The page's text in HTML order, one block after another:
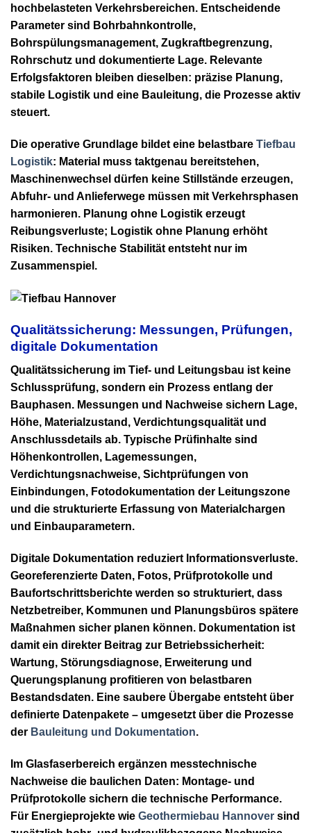
hochbelasteten Verkehrsbereichen. Entscheidende
Parameter sind Bohrbahnkontrolle,
Bohrspülungsmanagement, Zugkraftbegrenzung,
Rohrschutz und dokumentierte Lage. Relevante
Erfolgsfaktoren bleiben dieselben: präzise Planung,
stabile Logistik und eine Bauleitung, die Prozesse aktiv
steuert.
Die operative Grundlage bildet eine belastbare Tiefbau
Logistik: Material muss taktgenau bereitstehen,
Maschinenwechsel dürfen keine Stillstände erzeugen,
Abfuhr- und Anlieferwege müssen mit Verkehrsphasen
harmonieren. Planung ohne Logistik erzeugt
Reibungsverluste; Logistik ohne Planung erhöht
Risiken. Technische Stabilität entsteht nur im
Zusammenspiel.
Qualitätssicherung: Messungen, Prüfungen,
digitale Dokumentation
Qualitätssicherung im Tief- und Leitungsbau ist keine
Schlussprüfung, sondern ein Prozess entlang der
Bauphasen. Messungen und Nachweise sichern Lage,
Höhe, Materialzustand, Verdichtungsqualität und
Anschlussdetails ab. Typische Prüfinhalte sind
Höhenkontrollen, Lagemessungen,
Verdichtungsnachweise, Sichtprüfungen von
Einbindungen, Fotodokumentation der Leitungszone
und die strukturierte Erfassung von Materialchargen
und Einbauparametern.
Digitale Dokumentation reduziert Informationsverluste.
Georeferenzierte Daten, Fotos, Prüfprotokolle und
Baufortschrittsberichte werden so strukturiert, dass
Netzbetreiber, Kommunen und Planungsbüros spätere
Maßnahmen sicher planen können. Dokumentation ist
damit ein direkter Beitrag zur Betriebssicherheit:
Wartung, Störungsdiagnose, Erweiterung und
Querungsplanung profitieren von belastbaren
Bestandsdaten. Eine saubere Übergabe entsteht über
definierte Datenpakete – umgesetzt über die Prozesse
der Bauleitung und Dokumentation.
Im Glasfaserbereich ergänzen messtechnische
Nachweise die baulichen Daten: Montage- und
Prüfprotokolle sichern die technische Performance.
Für Energieprojekte wie Geothermiebau Hannover sind